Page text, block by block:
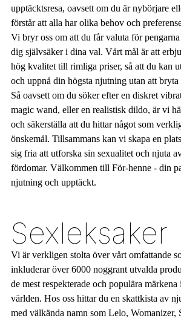
upptäcktsresa, oavsett om du är nybörjare
förstår att alla har olika behov och
Vi bryr oss om att du får valuta för
dig självsäker i dina val. Vårt mål är att
hög kvalitet till rimliga priser, så att du kan
och uppnå din högsta njutning utan att bryta
Så oavsett om du söker efter en diskret
magic wand, eller en realistisk dildo, är vi
och säkerställa att du hittar något som
önskemål. Tillsammans kan vi skapa en
sig fria att utforska sin sexualitet och njuta
fördomar. Välkommen till För-henne - din
njutning och upptäckt.
Sexleksaker
Vi är verkligen stolta över vårt omfattande
inkluderar över 6000 noggrant utvalda
de mest respekterade och populära
världen. Hos oss hittar du en skattkista av
med välkända namn som Lelo, Womanizer,